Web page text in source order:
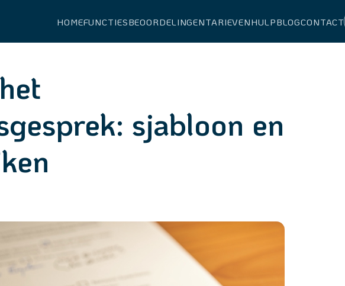
HOMEFUNCTIESBEOORDELINGENTARIEVENHULPBLOGCONTACT
sjabloon en